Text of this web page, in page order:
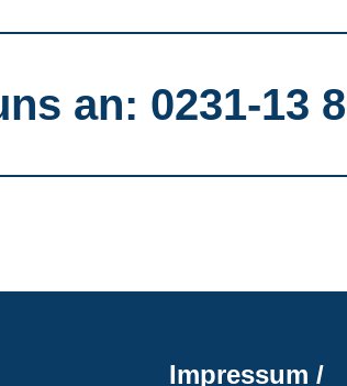
an: 0231-13
Impressum /